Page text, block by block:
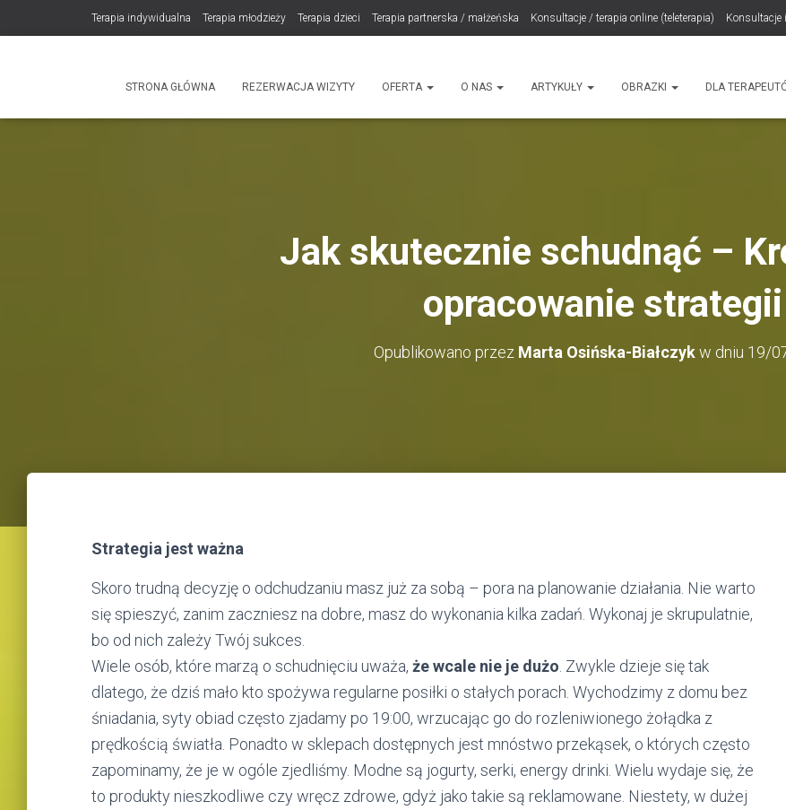
Terapia indywidualna Terapia młodzieży Terapia dzieci Terapia partnerska / małżeńska Konsultacje / terapia online (teleterapia) Konsultacje
ProduktySTRONA GŁÓWNA REZERWACJA WIZYTY OFERTA O NAS ARTYKUŁY OBRAZKI DLA
Jak skutecznie schudnąć –
opracowanie strategii
Opublikowano przez Marta Osińska-Białczykw dniu 19/
Strategia jest ważna
Skoro trudną decyzję o odchudzaniu masz już za sobą – pora na planowanie działania. Nie warto
się spieszyć, zanim zaczniesz na dobre, masz do wykonania kilka zadań. Wykonaj je skrupulatnie,
bo od nich zależy Twój sukces.
Wiele osób, które marzą o schudnięciu uważa, że wcale nie je dużo . Zwykle dzieje się tak
dlatego, że dziś mało kto spożywa regularne posiłki o stałych porach. Wychodzimy z domu bez
śniadania, syty obiad często zjadamy po 19:00, wrzucając go do rozleniwionego żołądka z
prędkością światła. Ponadto w sklepach dostępnych jest mnóstwo przekąsek, o których często
zapominamy, że je w ogóle zjedliśmy. Modne są jogurty, serki, energy drinki. Wielu wydaje się, że
to produkty nieszkodliwe czy wręcz zdrowe, gdyż jako takie są reklamowane. Niestety, w dużej